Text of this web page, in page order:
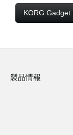
KORG Gadget
製品情報